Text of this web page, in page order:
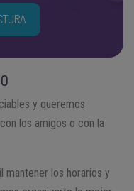
y queremos
los amigos o con la
mantener los horarios y